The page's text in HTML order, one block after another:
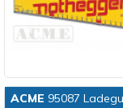
ACME 95087